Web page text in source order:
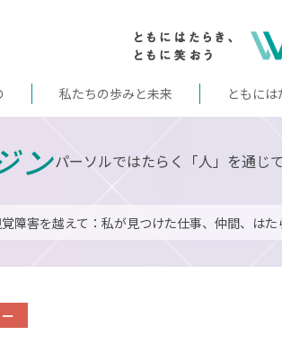
私たちの歩みと未来 ともに
ンパーソルではたらく「人」を通じ
障害を越えて：私が見つけた仕事、仲間、はた